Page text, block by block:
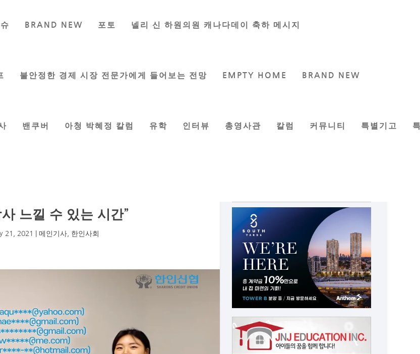
BRAND NEW 포토 넬리 신 하원의원 캐나다데이 축하 메시지
불안정한 경제 시장 전문가에게 들어보는 전망 EMPTY HOME BRAND NEW
밴쿠버 아청 박혜정 칼럼 유학 인터뷰 총영사관 칼럼 커뮤니티 특별기고
느낄 수 있는 시간”
21, 2021 메인기사, 한인사회